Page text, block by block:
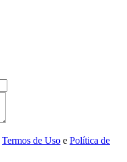
Termos de Uso e Política de